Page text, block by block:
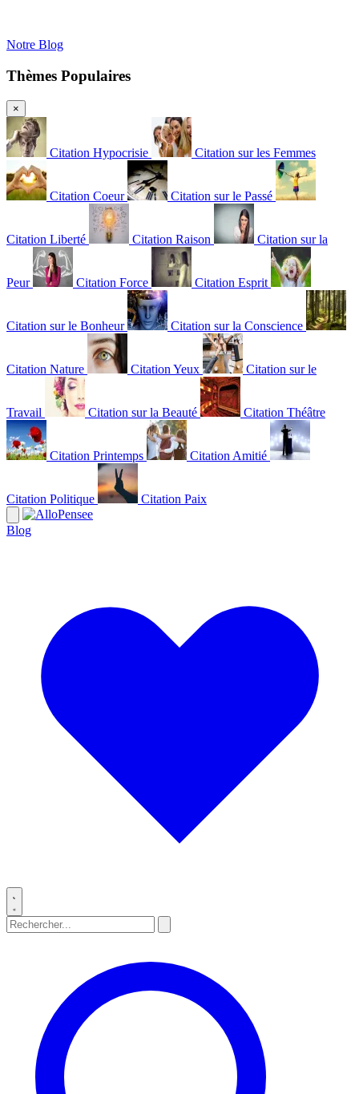
Notre Blog
Thèmes Populaires
×
Citation Hypocrisie Citation sur les Femmes
Citation Coeur Citation sur le Passé
Citation Liberté Citation Raison Citation sur la
Peur Citation Force Citation Esprit
Citation sur le Bonheur Citation sur la Conscience
Citation Nature Citation Yeux Citation sur le
Travail Citation sur la Beauté Citation Théâtre
Citation Printemps Citation Amitié
Citation Politique Citation Paix
Blog